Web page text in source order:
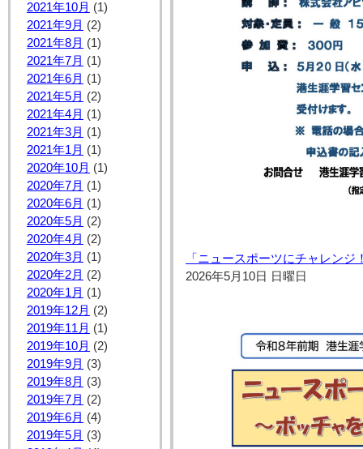
2021年10月 (1)
2021年9月 (2)
2021年8月 (1)
2021年7月 (1)
2021年6月 (1)
2021年5月 (2)
2021年4月 (1)
2021年3月 (1)
2021年1月 (1)
2020年10月 (1)
2020年7月 (1)
2020年6月 (1)
2020年5月 (2)
2020年4月 (2)
2020年3月 (1)
2020年2月 (2)
2020年1月 (1)
2019年12月 (2)
2019年11月 (1)
2019年10月 (2)
2019年9月 (3)
2019年8月 (3)
2019年7月 (2)
2019年6月 (4)
2019年5月 (3)
「ニュースポーツにチャレン
2026年5月10日 日曜日